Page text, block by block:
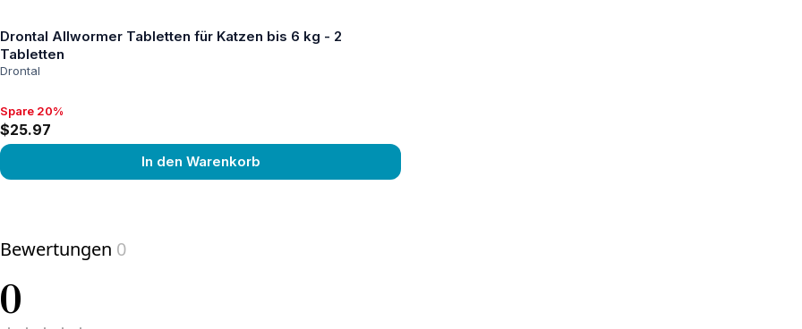
Drontal Allwormer Tabletten für Katzen bis 6 kg - 2
Tabletten
Drontal
Spare 20%, $25.97
Spare 20%
$25.97
In den Warenkorb
Bewertungen 0
0